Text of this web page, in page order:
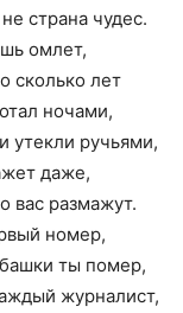
страна чудес.
омлет,
сколько лет
ночами,
утекли ручьями,
даже,
вас размажут.
номер,
ты помер,
журналист,